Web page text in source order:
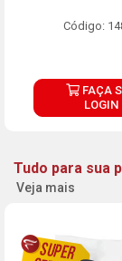
Código:
FAÇA
LOGIN
Tudo para sua
Veja mais